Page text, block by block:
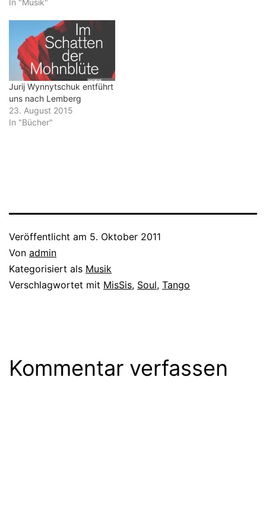
Jurij Wynnytschuk entführt
uns nach Lemberg
23. August 2015
In "Bücher"
Veröffentlicht am 5. Oktober 2011
Von admin
Kategorisiert als Musik
Verschlagwortet mit MisSis, Soul, Tango
Kommentar verfassen